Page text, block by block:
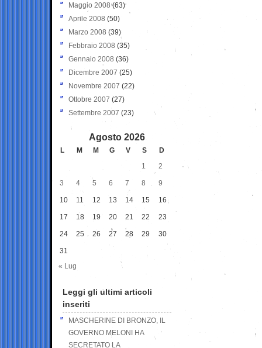
Maggio 2008(63)
Aprile 2008 (50)
Marzo 2008 (39)
Febbraio 2008 (35)
Gennaio 2008 (36)
Dicembre 2007 (25)
Novembre 2007 (22)
Ottobre 2007 (27)
Settembre 2007 (23)
Agosto 2026
L M M G V S
D
1
2
3 4 5 6 7 8 9
10 11 12 13 14 15 16
17 18 19 20 21 22 23
24 25 26 27 28 29 30
31
« Lug
Leggi gli ultimi articoli
inseriti
MASCHERINE DI BRONZO, IL
GOVERNO MELONI HA
SECRETATO LA